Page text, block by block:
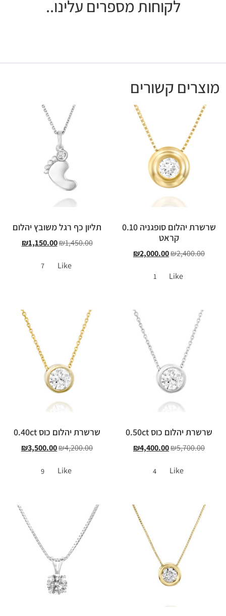
לקוחות מספרים עלינו..
מוצרים קשורים
שרשרת יהלום סופגניה 0.10
קראט
₪2,400.00
₪2,000.00
Like
1
תליון כף רגל משובץ יהלום
₪1,450.00
₪1,150.00
Like
7
שרשרת יהלום כוס 0.50ct
₪5,700.00
₪4,400.00
Like
4
שרשרת יהלום כוס 0.40ct
₪4,200.00
₪3,500.00
Like
9